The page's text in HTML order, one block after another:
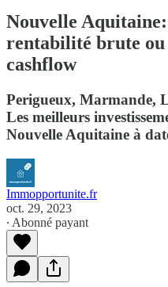
Nouvelle
rentabilité brute ou
cashflow
Perigueux, Marmande,
Les meilleurs
Nouvelle Aquitaine à
Immopportunite.fr
oct. 29, 2023
∙ Abonné payant